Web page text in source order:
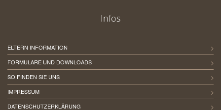
Infos
ELTERN INFORMATION
FORMULARE UND DOWNLOADS
SO FINDEN SIE UNS
IMPRESSUM
DATENSCHUTZERKLÄRUNG